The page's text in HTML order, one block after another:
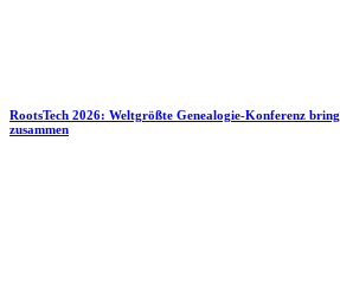
RootsTech 2026: Weltgrößte Genealogie-Konferenz
zusammen